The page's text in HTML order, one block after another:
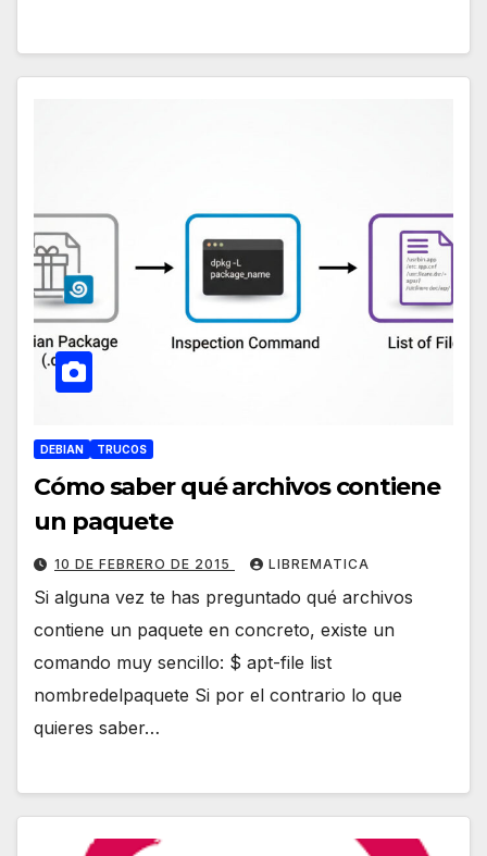
DEBIAN TRUCOS
Cómo saber qué archivos contiene
un paquete
10 DE FEBRERO DE 2015 LIBREMATICA
Si alguna vez te has preguntado qué archivos
contiene un paquete en concreto, existe un
comando muy sencillo: $ apt-file list
nombredelpaquete Si por el contrario lo que
quieres saber…